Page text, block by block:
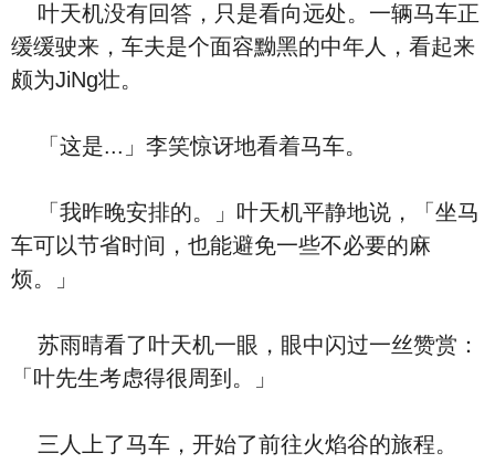
叶天机没有回答，只是看向远处。一辆马车正
缓缓驶来，车夫是个面容黝黑的中年人，看起来
颇为JiNg壮。
「这是...」李笑惊讶地看着马车。
「我昨晚安排的。」叶天机平静地说，「坐马
车可以节省时间，也能避免一些不必要的麻
烦。」
苏雨晴看了叶天机一眼，眼中闪过一丝赞赏：
「叶先生考虑得很周到。」
三人上了马车，开始了前往火焰谷的旅程。